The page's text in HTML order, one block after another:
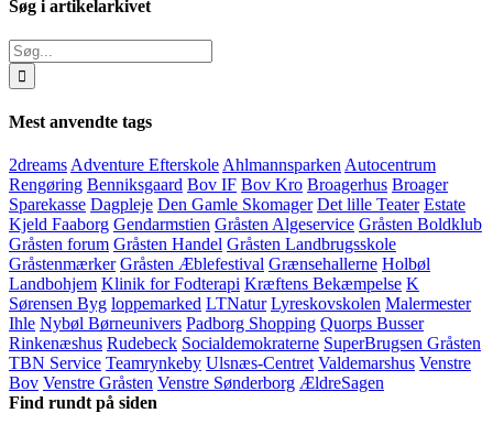
Søg i artikelarkivet
Søg
efter:
Mest anvendte tags
2dreamsAdventure EfterskoleAhlmannsparkenAutocentrum
Rengøring Benniksgaard Bov IF Bov Kro Broagerhus Broager
Sparekasse Dagpleje Den Gamle Skomager Det lille Teater Estate
Kjeld Faaborg Gendarmstien Gråsten Algeservice Gråsten Boldklub
Gråsten forum Gråsten Handel Gråsten Landbrugsskole
Gråstenmærker Gråsten Æblefestival Grænsehallerne Holbøl
Landbohjem Klinik for Fodterapi Kræftens Bekæmpelse K
Sørensen Byg loppemarked LTNatur Lyreskovskolen Malermester
Ihle Nybøl Børneunivers Padborg Shopping Quorps Busser
Rinkenæshus Rudebeck Socialdemokraterne SuperBrugsen Gråsten
TBN Service Teamrynkeby Ulsnæs-Centret Valdemarshus Venstre
Bov Venstre Gråsten Venstre Sønderborg ÆldreSagen
Find rundt på siden